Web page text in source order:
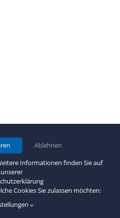
Informationen finden Sie auf
unserer
Cookies Sie zulassen möchten:
Ablehnen